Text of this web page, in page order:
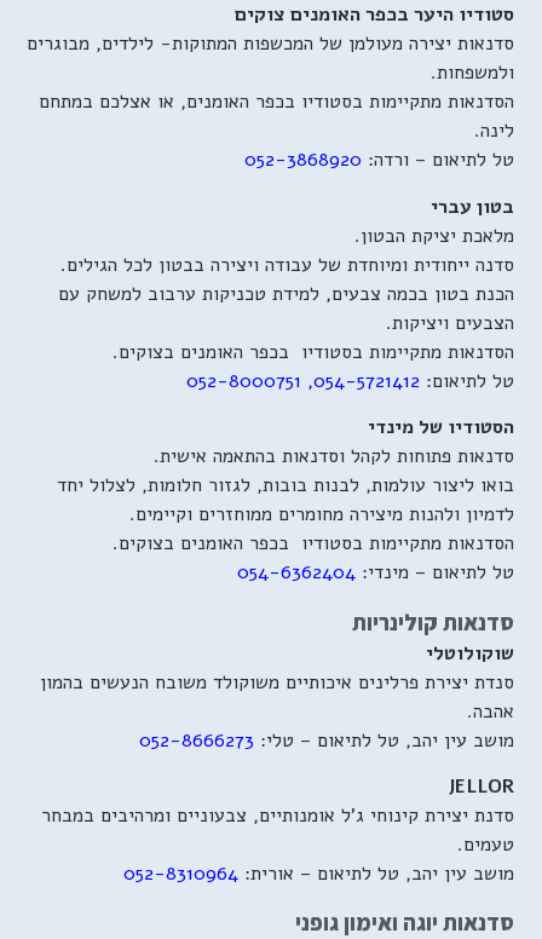
סטודיו היער בכפר האומנים צוקים
סדנאות יצירה מעולמן של המכשפות המתוקות- לילדים, מבוגרים
ולמשפחות.
הסדנאות מתקיימות בסטודיו בכפר האומנים, או אצלכם במתחם
לינה.
טל לתיאום – ורדה: 052-3868920
בטון עברי
מלאכת יציקת הבטון.
סדנה ייחודית ומיוחדת של עבודה ויצירה בבטון לכל הגילים.
הכנת בטון בכמה צבעים, למידת טכניקות ערבוב למשחק עם
הצבעים ויציקות.
הסדנאות מתקיימות בסטודיו בכפר האומנים בצוקים.
טל לתיאום: 054-5721412
,
052-8000751
הסטודיו של מינדי
סדנאות פתוחות לקהל וסדנאות בהתאמה אישית.
בואו ליצור עולמות, לבנות בובות, לגזור חלומות, לצלול יחד
לדמיון ולהנות מיצירה מחומרים ממוחזרים וקיימים.
הסדנאות מתקיימות בסטודיו בכפר האומנים בצוקים.
טל לתיאום – מינדי: 054-6362404
סדנאות קולינריות
שוקולוטלי
סנדת יצירת פרלינים איכותיים משוקולד משובח הנעשים בהמון
אהבה.
מושב עין יהב, טל לתיאום – טלי: 052-8666273
JELLOR
סדנת יצירת קינוחי ג'ל אומנותיים, צבעוניים ומרהיבים במבחר
טעמים.
מושב עין יהב, טל לתיאום – אורית: 052-8310964
סדנאות יוגה ואימון גופני